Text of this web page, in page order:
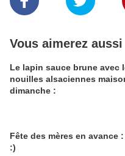
Vous aimerez aussi
Le lapin sauce brune avec
nouilles alsaciennes
dimanche :
Fête des mères en avance
:)